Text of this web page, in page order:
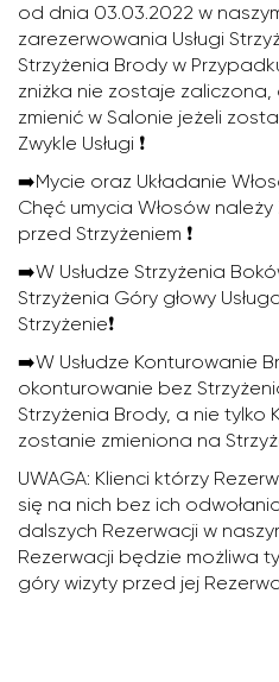
od dnia 03.03.2022 w
zarezerwowania Usługi
Strzyżenia Brody w
zniżka nie zostaje zaliczona,
zmienić w Salonie jeżeli
Zwykle Usługi ❗️
➡️Mycie oraz Układanie
Chęć umycia Włosów
przed Strzyżeniem ❗️
➡️W Usłudze Strzyżenia
Strzyżenia Góry głowy
Strzyżenie❗️
➡️W Usłudze Konturowanie
okonturowanie bez
Strzyżenia Brody, a nie tylko
zostanie zmieniona na
UWAGA: Klienci którzy
się na nich bez ich
dalszych Rezerwacji w
Rezerwacji będzie możliwa
góry wizyty przed jej